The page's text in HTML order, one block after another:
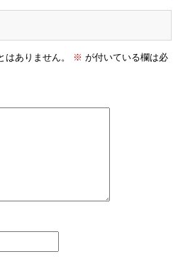
ありません。 ※ が付いている欄は必